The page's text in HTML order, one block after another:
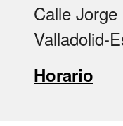
Calle
Valladolid-
Horario